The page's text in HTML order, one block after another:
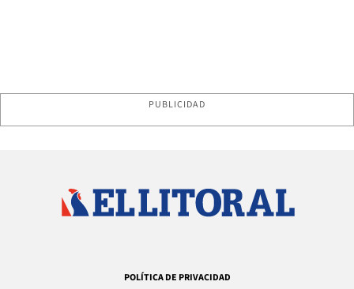
PUBLICIDAD
POLÍTICA DE PRIVACIDAD